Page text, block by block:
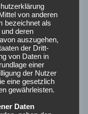
sehenswert
ist es auch bei
zu wählen. Zum
Fussballeck-
„Poldi“.
von anderen
bezeichnet als
deren
auszugehen,
der Dritt-
von Daten in
einer
der Nutzer
eine gesetzlich
gewährleisten.
Daten